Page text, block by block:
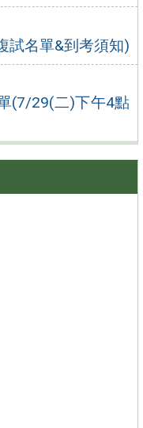
試名單&到考須知)
(7/29(二)下午4點